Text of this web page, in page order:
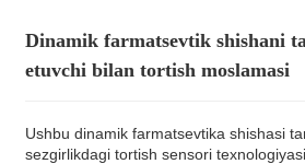
Dinamik farmatsevtik shishani
etuvchi bilan tortish moslamasi
Ushbu dinamik farmatsevtika shishasi
sezgirlikdagi tortish sensori